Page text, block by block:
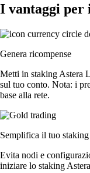
I vantaggi per
Genera ricompense
Metti in staking Astera
sul tuo conto. Nota: i
base alla rete.
Semplifica il tuo staking
Evita nodi e
iniziare lo staking